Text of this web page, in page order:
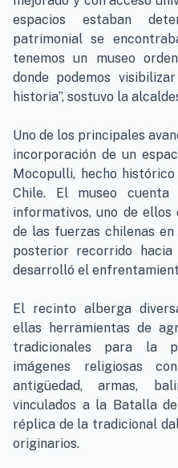
espacios estaban
patrimonial se
tenemos un museo
donde podemos
historia”, sostuvo la
Uno de los principales
incorporación de un
Mocopulli, hecho
Chile. El museo cuenta
informativos, uno de
de las fuerzas chilenas
posterior recorrido
desarrolló el
El recinto alberga
ellas herramientas de
tradicionales para la
imágenes religiosas
antigüedad, armas,
vinculados a la Batalla
réplica de la tradicional
originarios.